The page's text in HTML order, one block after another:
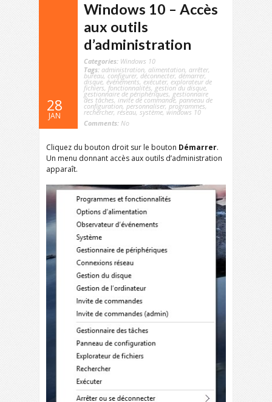
28
JAN
Windows 10 – Accès
aux outils
d’administration
Categories: Windows 10
Tags: administration, alimentation, arrêter,
bureau, configurer, déconnecter, démarrer,
disque, événements, exécuter, explorateur de
fichiers, fonctionnalités, gestion du disque,
gestionnaire de périphériques, gestionnaire
des tâches, invite de commande, panneau de
configuration, personnaliser, programmes,
rechercher, réseau, système,windows 10
Comments: No
Cliquez du bouton droit sur le bouton Démarrer.
Un menu donnant accès aux outils d’administration
apparaît.